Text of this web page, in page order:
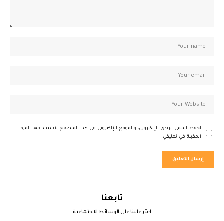
احفظ اسمي، بريدي الإلكتروني، والموقع الإلكتروني في هذا المتصفح لاستخدامها المرة
المقبلة في تعليقي.
تابعنا
اعثر علينا على الوسائط الاجتماعية